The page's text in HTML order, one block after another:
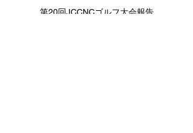
第20回JCCNCゴルフ大会報告